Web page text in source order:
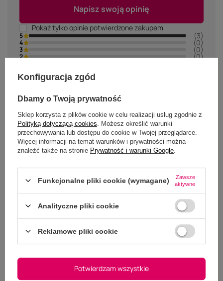
Napisz swoją opinię
Pokaż tylko opinie potwierdzone zakupem
5 (3)
4 (0)
3 (0)
2 (0)
Kliknij w ocenę aby filtrować opinie
OPINIA POTWIERDZONA ZAKUPEM
Super
2024-06-12Ewelina, Rzeszów
Czy ta opinia była pomocna?
Tak 0 Nie 0
OPINIA NIEPOTWIERDZONA ZAKUPEM
Muchas gracias. ?Como puedo iniciar sesion?
2023-12-02hnjqhpcbmq
Tak 0 Nie 0
Konfiguracja zgód
Dbamy o Twoją prywatność
Sklep korzysta z plików cookie w celu realizacji usług zgodnie z
Polityką dotyczącą cookies . Możesz określić warunki
przechowywania lub dostępu do cookie w Twojej przeglądarce.
Więcej informacji na temat warunków i prywatności można
znaleźć także na stronie Prywatność i warunki Google
Funkcjonalne pliki cookie (wymagane)
Zawsze
aktywne
Analityczne pliki cookie
Reklamowe pliki cookie
Potwierdzam wszystkie